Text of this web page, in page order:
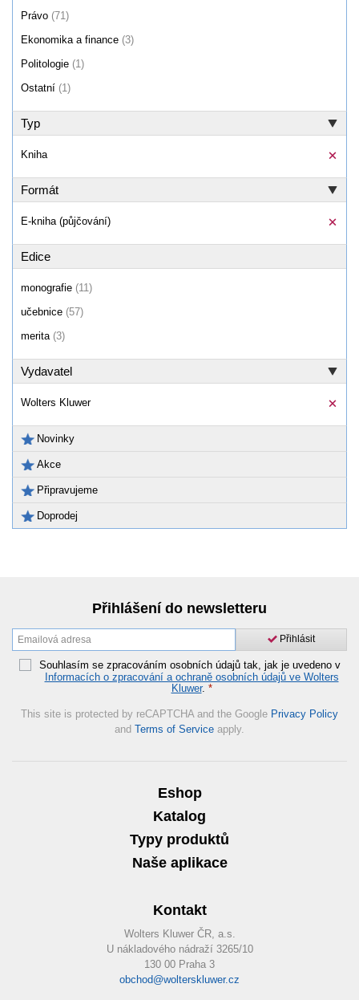
Právo (71)
Ekonomika a finance (3)
Politologie (1)
Ostatní (1)
Typ
Kniha
Formát
E-kniha (půjčování)
Edice
monografie (11)
učebnice (57)
merita (3)
Vydavatel
Wolters Kluwer
Novinky
Akce
Připravujeme
Doprodej
Přihlášení do newsletteru
Přihlásit
Souhlasím se zpracováním osobních údajů tak, jak je uvedeno v
Informacích o zpracování a ochraně osobních údajů ve Wolters
Kluwer. *
This site is protected by reCAPTCHA and the Google Privacy Policy
and Terms of Service apply.
Eshop
Katalog
Typy produktů
Naše aplikace
Kontakt
Wolters Kluwer ČR, a.s.
U nákladového nádraží 3265/10
130 00 Praha 3
obchod@wolterskluwer.cz